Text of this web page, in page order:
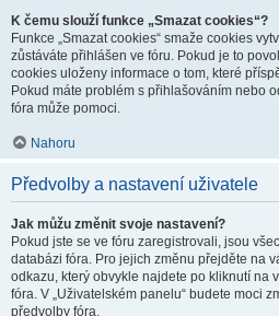
K čemu slouží funkce „Smazat cookies“?
Funkce „Smazat cookies“ smaže cookies
zůstáváte přihlášen ve fóru. Pokud je to
cookies uloženy informace o tom, které
Pokud máte problém s přihlašováním nebo
fóra může pomoci.
Nahoru
Předvolby a nastavení uživatele
Jak můžu změnit svoje nastavení?
Pokud jste se ve fóru zaregistrovali, jsou
databázi fóra. Pro jejich změnu přejděte na
odkazu, který obvykle najdete po kliknutí na
fóra. V „Uživatelském panelu“ budete moci
předvolby fóra.